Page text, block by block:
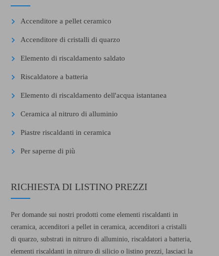
Accenditore a pellet ceramico
Accenditore di cristalli di quarzo
Elemento di riscaldamento saldato
Riscaldatore a batteria
Elemento di riscaldamento dell'acqua istantanea
Ceramica al nitruro di alluminio
Piastre riscaldanti in ceramica
Per saperne di più
RICHIESTA DI LISTINO PREZZI
Per domande sui nostri prodotti come elementi riscaldanti in
ceramica, accenditori a pellet in ceramica, accenditori a cristalli
di quarzo, substrati in nitruro di alluminio, riscaldatori a batteria,
elementi riscaldanti in nitruro di silicio o listino prezzi, lasciaci la